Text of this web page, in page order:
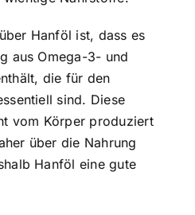
Hanföl ist, dass es
aus Omega-3- und
die für den
sind. Diese
vom Körper produziert
über die Nahrung
Hanföl eine gute